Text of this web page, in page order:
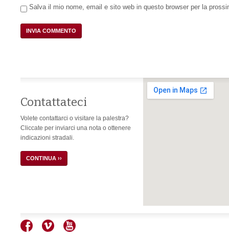
Salva il mio nome, email e sito web in questo browser per la
Contattateci
Volete contattarci o visitare la palestra?
Cliccate per inviarci una nota o ottenere
indicazioni stradali.
CONTINUA ››